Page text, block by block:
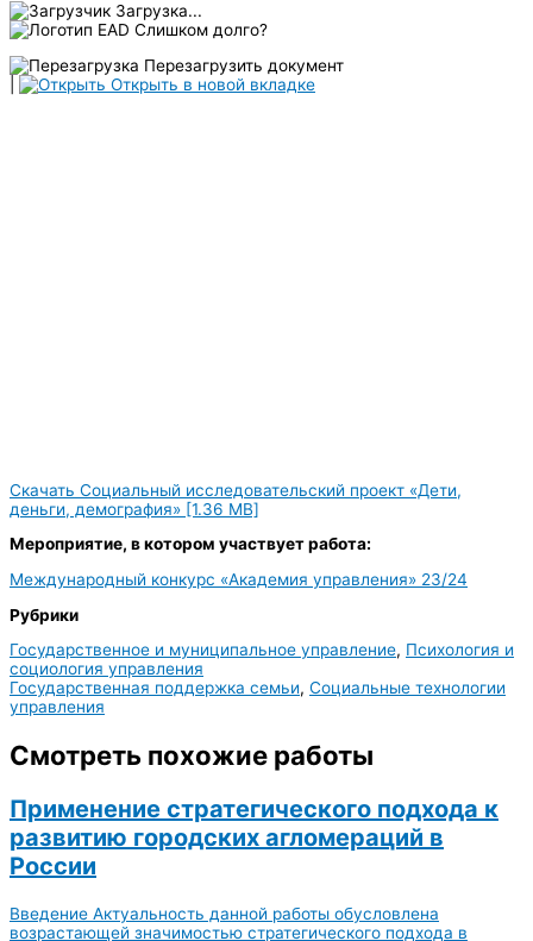
Загрузка...
Слишком долго?
Перезагрузить документ
Открыть в новой вкладке
Скачать Социальный исследовательский проект «Дети,
деньги, демография» [1.36 MB]
Мероприятие, в котором участвует работа:
Международный конкурс «Академия управления» 23/24
Рубрики
Государственное и муниципальное управление, Психология и
социология управления
Государственная поддержка семьи, Социальные технологии
управления
Смотреть похожие работы
Применение стратегического подхода к
развитию городских агломераций в
России
Введение Актуальность данной работы обусловлена
возрастающей значимостью стратегического подхода в